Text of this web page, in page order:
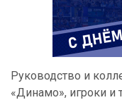
Руководство и
«Динамо», игроки